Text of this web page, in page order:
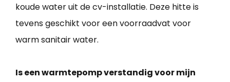
koude water uit de cv-installatie. Deze hitte is
tevens geschikt voor een voorraadvat voor
warm sanitair water.
Is een warmtepomp verstandig voor mijn